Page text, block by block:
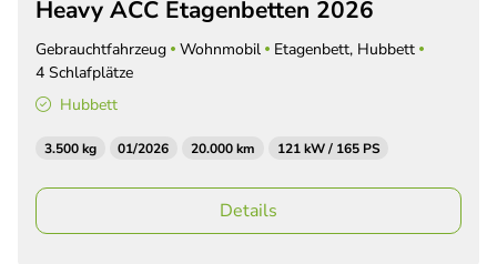
Heavy ACC Etagenbetten 2026
Gebrauchtfahrzeug Wohnmobil
Etagenbett, Hubbett
4 Schlafplätze
Hubbett
3.500 kg 01/2026 20.000 km 121 kW / 165 PS
Details